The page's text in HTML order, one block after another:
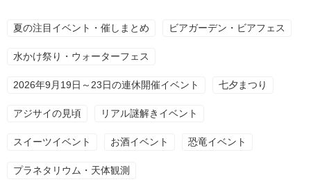
夏の注目イベント・催しまとめ ビアガーデン・ビアフェス
水かけ祭り・ウォーターフェス
2026年9月19日～23日の連休開催イベント 七夕まつり
アジサイの見頃 リアル謎解きイベント
スイーツイベント お酒イベント 恐竜イベント
プラネタリウム・天体観測